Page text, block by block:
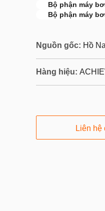
Bộ phận máy
Bộ phận máy
Nguồn gốc: Hồ
Hàng hiệu:
Liên hệ